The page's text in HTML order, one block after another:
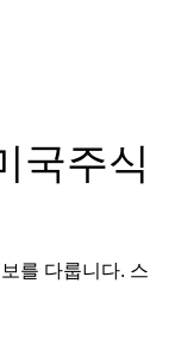
국주식
를 다룹니다. 스